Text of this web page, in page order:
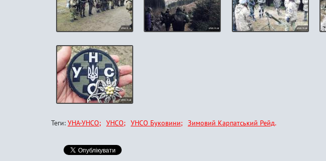
Теги: УНА-УНСО УНСО УНСО Буковини Зимовий Карпатський Рейд